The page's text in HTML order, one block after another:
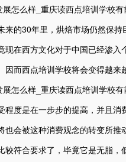
的30年里，烘焙市场仍然保持
在西方文化对于中国已经渗入
而西点培训学校将会变得越来
度是在一步步的提高，并且消
会被这种消费观念的转变所推
符合要求了，毕竟它是无脂